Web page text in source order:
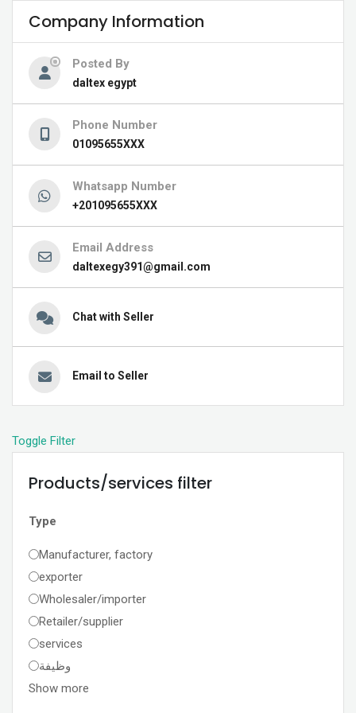
Company Information
Posted By
daltex egypt
Phone Number
01095655XXX
Whatsapp Number
+201095655XXX
Email Address
daltexegy391@gmail.com
Chat with Seller
Email to Seller
Toggle Filter
Products/services filter
Type
Manufacturer, factory
exporter
Wholesaler/importer
Retailer/supplier
services
وظيفة
Show more